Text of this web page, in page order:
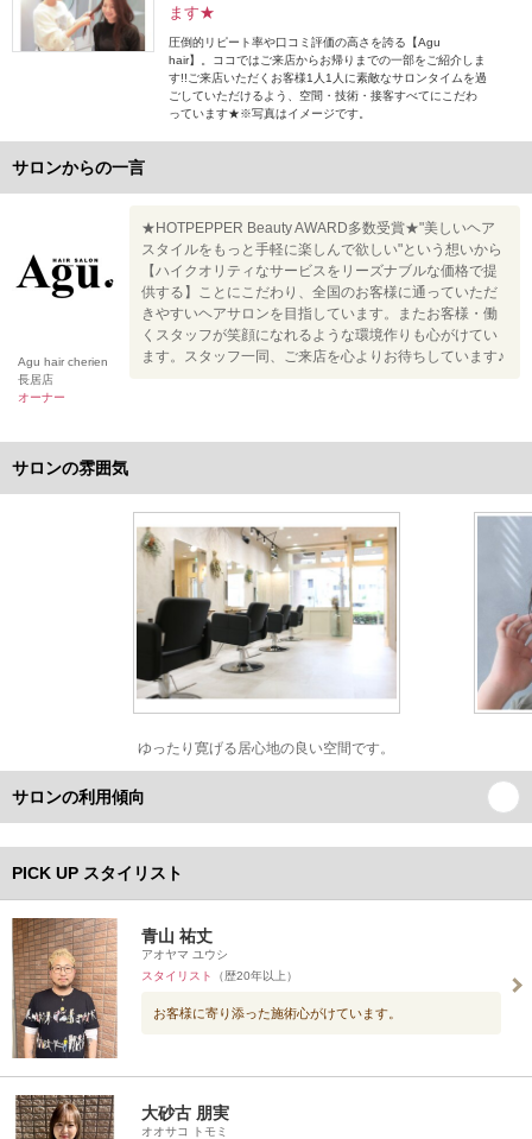
ます★
圧倒的リピート率や口コミ評価の高さを誇る【Agu
hair】。ココではご来店からお帰りまでの一部をご紹介しま
す!!ご来店いただくお客様1人1人に素敵なサロンタイムを過
ごしていただけるよう、空間・技術・接客すべてにこだわ
っています★※写真はイメージです。
サロンからの一言
Agu hair cherien
長居店
オーナー
★HOTPEPPER Beauty AWARD多数受賞★"美しいヘア
スタイルをもっと手軽に楽しんで欲しい"という想いから
【ハイクオリティなサービスをリーズナブルな価格で提
供する】ことにこだわり、全国のお客様に通っていただ
きやすいヘアサロンを目指しています。またお客様・働
くスタッフが笑顔になれるような環境作りも心がけてい
ます。スタッフ一同、ご来店を心よりお待ちしています♪
サロンの雰囲気
ゆったり寛げる居心地の良い空間です。
サロンの利用傾向
PICK UP スタイリスト
青山 祐丈
アオヤマ ユウシ
スタイリスト
（歴20年以上）
お客様に寄り添った施術心がけています。
大砂古 朋実
オオサコ トモミ